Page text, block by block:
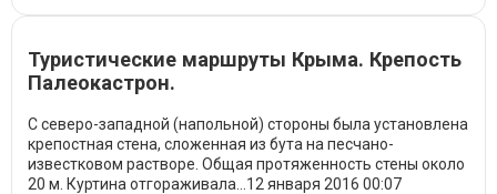
Туристические маршруты Крыма. Крепость
Палеокастрон.
С северо-западной (напольной) стороны была установлена
крепостная стена, сложенная из бута на песчано-
известковом растворе. Общая протяженность стены около
20 м. Куртина отгораживала... 12 января 2016 00:07